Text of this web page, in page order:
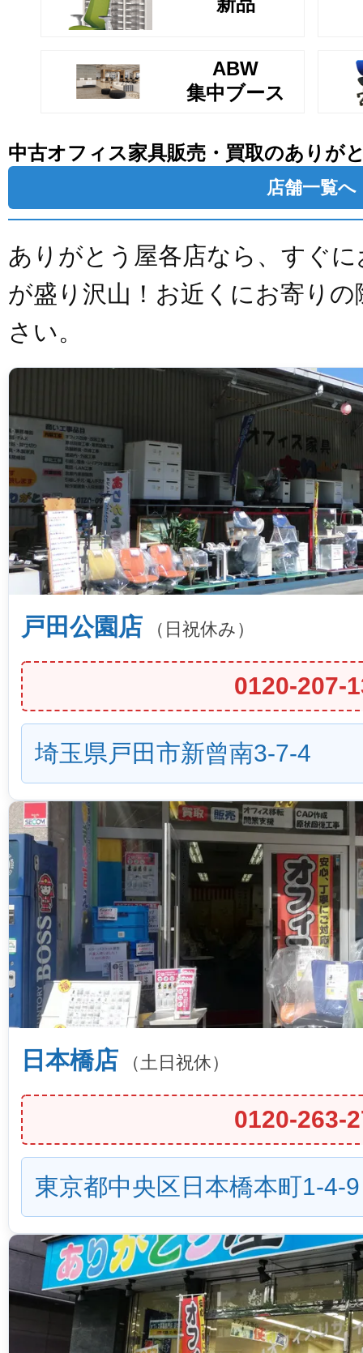
ABW
集中ブース
中古オフィス家具販売・買取のありが
店舗一覧へ
ありがとう屋各店なら、すぐ
が盛り沢山！お近くにお寄り
さい。
戸田公園店 （日祝休み）
0120-207-
埼玉県戸田市新曾南3-7-4
日本橋店 （土日祝休）
0120-263-
東京都中央区日本橋本町1-4-9